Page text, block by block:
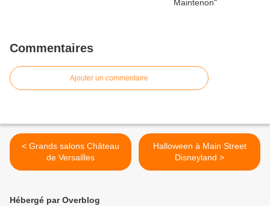
Commentaires
Ajouter un commentaire
< Grands salons Château
de Versailles
Halloween à Main Street
Disneyland >
Hébergé par Overblog